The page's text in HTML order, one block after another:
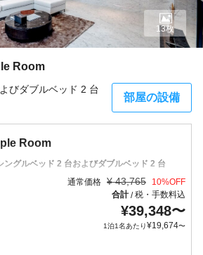
Room
びダブルベッド 2 台
部屋の設備
13枚
Room
ングルベッド 2 台およびダブルベッド 2 台
通常価格 ¥ 43,765 10%OFF
合計/税・手数料込
¥39,348〜
1泊1名あたり¥19,674〜